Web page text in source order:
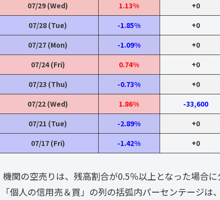
07/29 (Wed)
1.13%
+0
07/28 (Tue)
-1.85%
+0
07/27 (Mon)
-1.09%
+0
07/24 (Fri)
0.74%
+0
07/23 (Thu)
-0.73%
+0
07/22 (Wed)
1.86%
-33,600
07/21 (Tue)
-2.89%
+0
07/17 (Fri)
-1.42% +0
機関の空売りは、残高割合が0.5％以上となった場合
個人の信用売＆買」の列の括弧内パーセンテージは